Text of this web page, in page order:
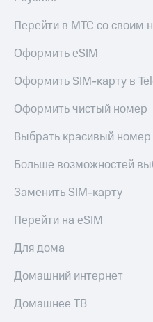
Перейти в МТС со своим
Оформить eSIM
Оформить SIM-карту в
Оформить чистый номер
Выбрать красивый номер
Больше возможностей
Заменить SIM-карту
Перейти на eSIM
Для дома
Домашний интернет
Домашнее ТВ